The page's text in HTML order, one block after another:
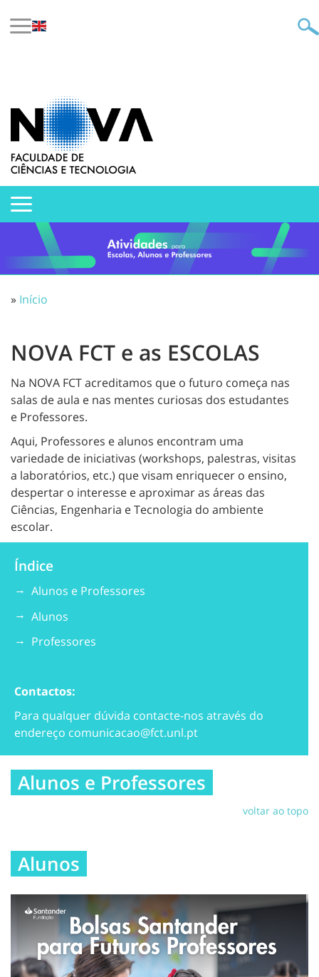
» Início
NOVA FCT e as ESCOLAS
Na NOVA FCT acreditamos que o futuro começa nas
salas de aula e nas mentes curiosas dos estudantes
e Professores.
Aqui, Professores e alunos encontram uma
variedade de iniciativas (workshops, palestras, visitas
a laboratórios, etc.) que visam enriquecer o ensino,
despertar o interesse e aproximar as áreas das
Ciências, Engenharia e Tecnologia do ambiente
escolar.
Índice
Alunos e Professores
Alunos
Professores
Contactos:
Para qualquer dúvida contacte-nos através do
endereço comunicacao@fct.unl.pt
Alunos e Professores
voltar ao topo
Alunos